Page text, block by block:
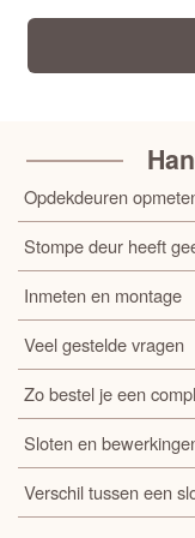
Opdekdeuren
Stompe deur heeft
Inmeten en montage
Veel gestelde vragen
Zo bestel je een
Sloten en
Verschil tussen een